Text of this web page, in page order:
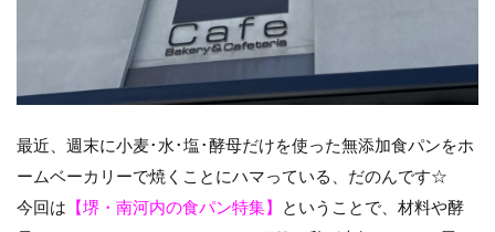
最近、週末に小麦･水･塩･酵母だけを使った無添加食パンをホ
ームベーカリーで焼くことにハマっている、だのんです☆
今回は 【堺・南河内の食パン特集】
ということで、材料や酵